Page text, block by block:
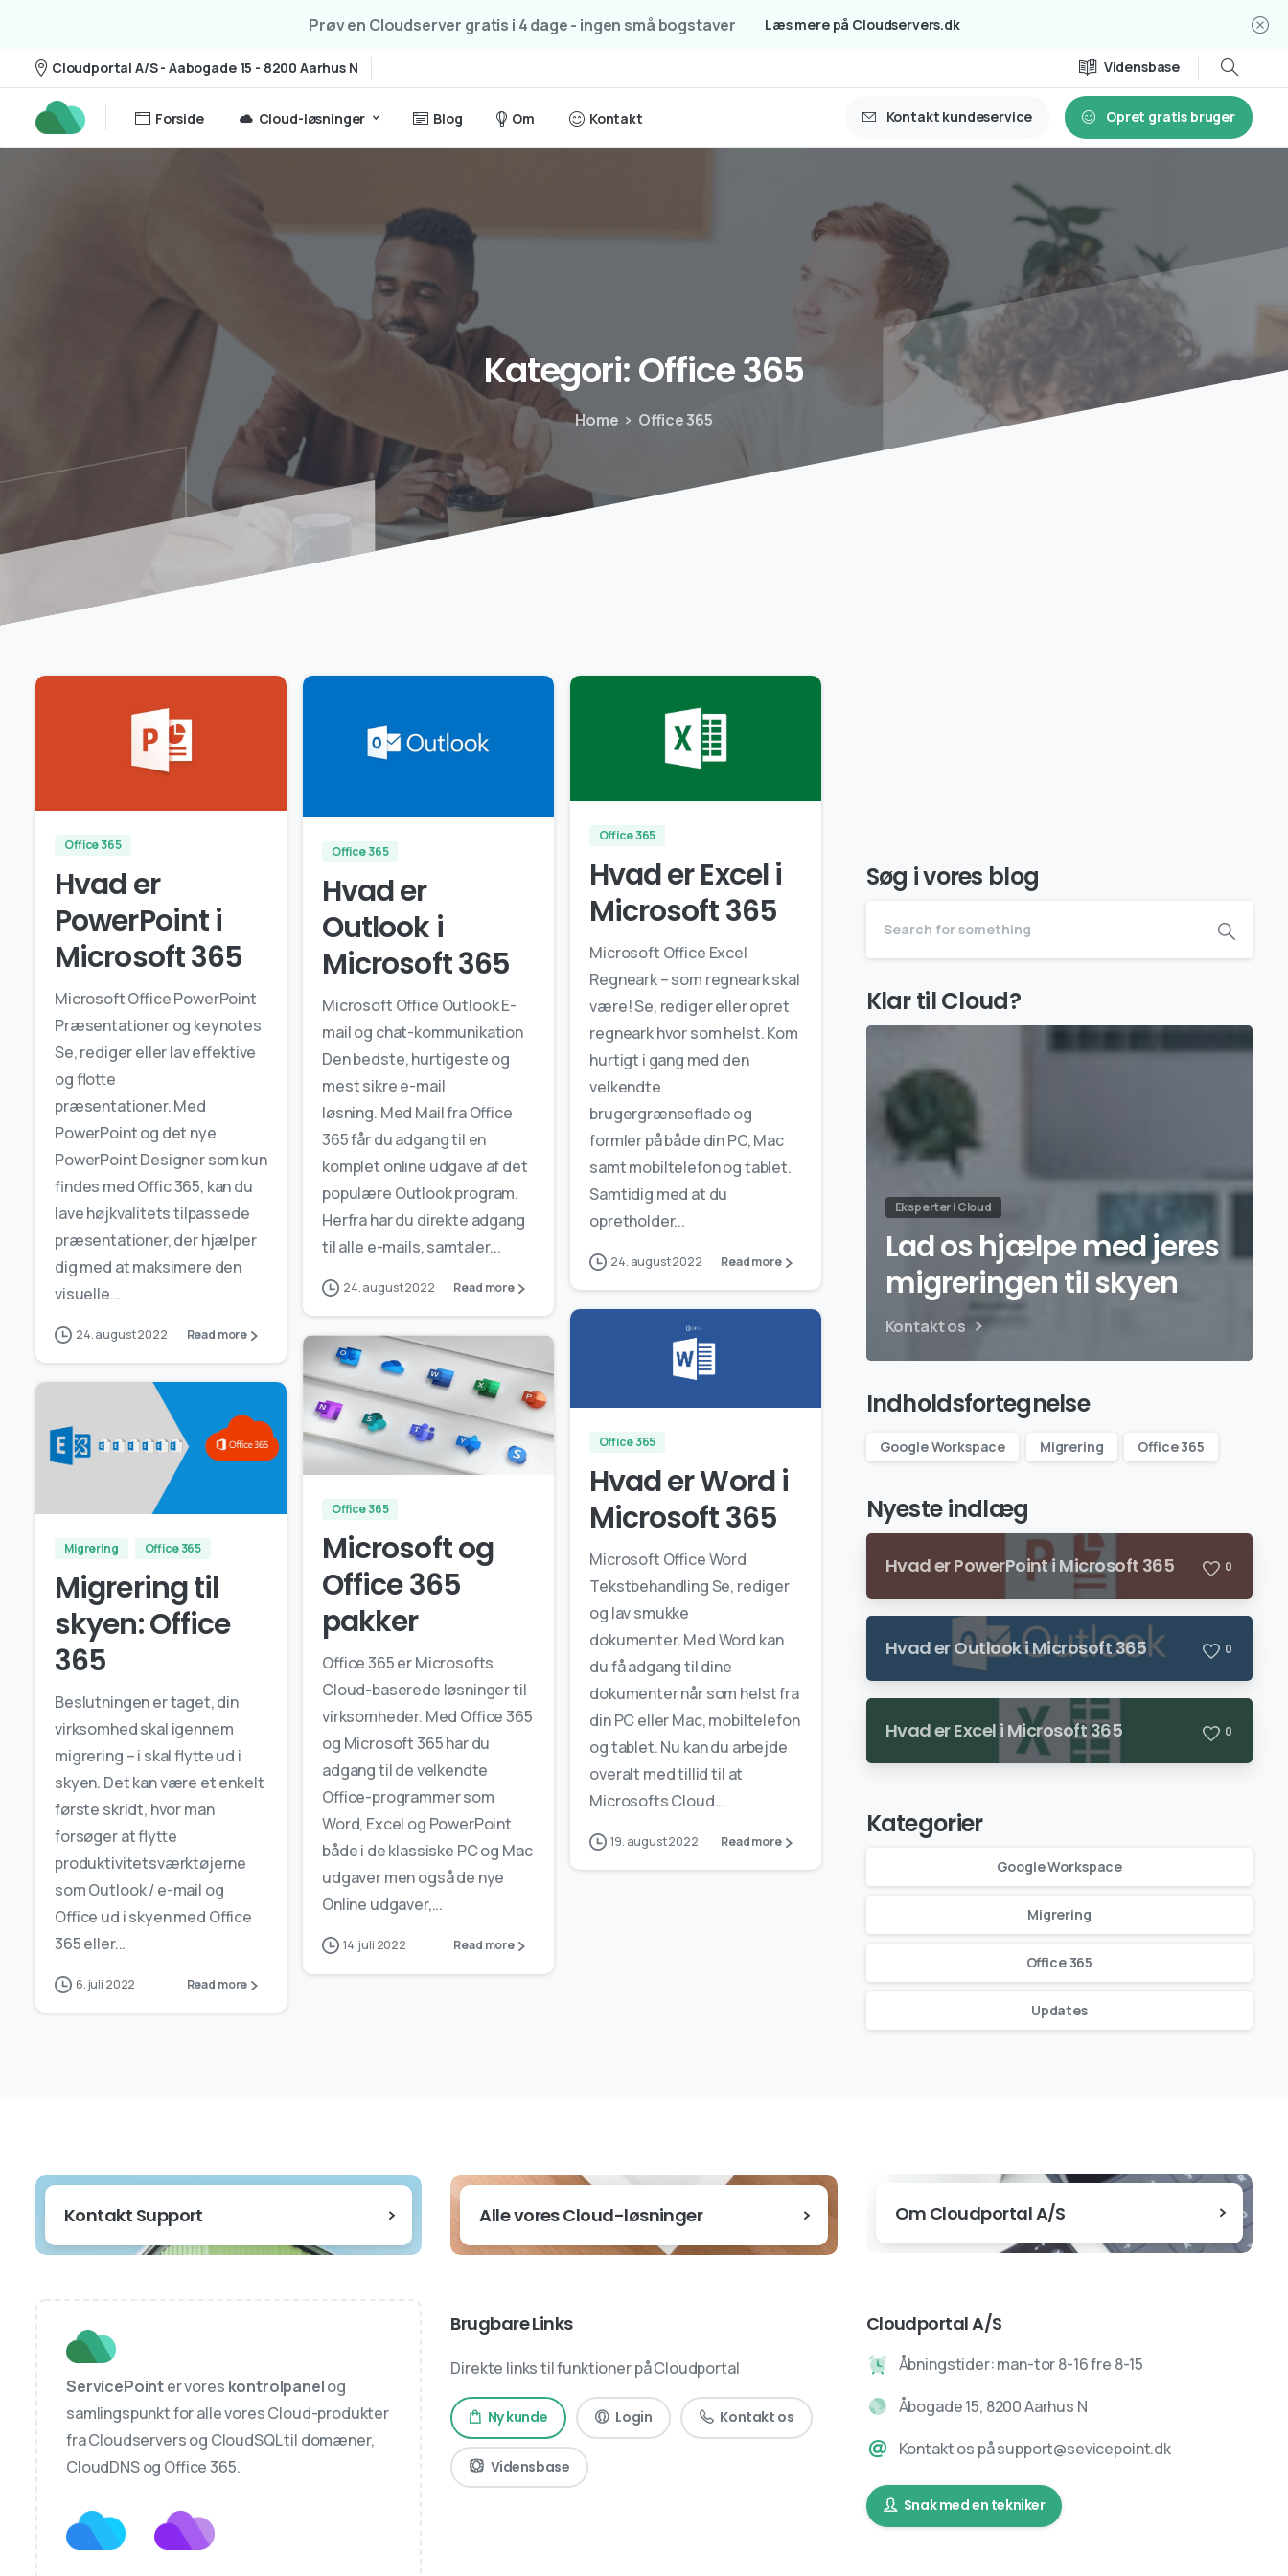
Prøv en Cloudserver gratis i 4 dage - ingen små bogstaver Læs mere på Cloudservers.dk
Cloudportal A/S - Aabogade 15 - 8200 Aarhus N Vidensbase
Forside Cloud-løsninger Blog Om Kontakt Kontakt kundeservice Opret gratis bruger
Kategori:Office365
Home Office 365
Office 365
Hvad er
PowerPoint i
Microsoft 365
Microsoft Office PowerPoint
Præsentationer og keynotes
Se, rediger eller lav effektive
og flotte
præsentationer. Med
PowerPoint og det nye
PowerPoint Designer som kun
findes med Offic 365, kan du
lave højkvalitets tilpassede
præsentationer, der hjælper
dig med at maksimere den
visuelle...
24. august 2022 Read more
Office 365
Hvad er
Outlook i
Microsoft 365
Microsoft Office Outlook E-
mail og chat-kommunikation
Den bedste, hurtigeste og
mest sikre e-mail
løsning. Med Mail fra Office
365 får du adgang til en
komplet online udgave af det
populære Outlook program.
Herfra har du direkte adgang
til alle e-mails, samtaler...
24. august 2022 Read more
Office 365
Hvad er Excel i
Microsoft 365
Microsoft Office Excel
Regneark – som regneark skal
være! Se, rediger eller opret
regneark hvor som helst. Kom
hurtigt i gang med den
velkendte
brugergrænseflade og
formler på både din PC, Mac
samt mobiltelefon og tablet.
Samtidig med at du
opretholder...
24. august 2022 Read more
Office 365
Hvad er Word i
Microsoft 365
Microsoft Office Word
Tekstbehandling Se, rediger
og lav smukke
dokumenter. Med Word kan
du få adgang til dine
dokumenter når som helst fra
din PC eller Mac, mobiltelefon
og tablet. Nu kan du arbejde
overalt med tillid til at
Microsofts Cloud...
19. august 2022 Read more
0
Office 365
Microsoft og
Office 365
pakker
Office 365 er Microsofts
Cloud-baserede løsninger til
virksomheder. Med Office 365
og Microsoft 365 har du
adgang til de velkendte
Office-programmer som
Word, Excel og PowerPoint
både i de klassiske PC og Mac
udgaver men også de nye
Online udgaver,...
14. juli 2022 Read more
Migrering Office 365
Migrering til
skyen: Office
365
Beslutningen er taget, din
virksomhed skal igennem
migrering – i skal flytte ud i
skyen. Det kan være et enkelt
første skridt, hvor man
forsøger at flytte
produktivitetsværktøjerne
som Outlook / e-mail og
Office ud i skyen med Office
365 eller...
6. juli 2022 Read more
Søg i vores blog
Klar til Cloud?
Eksperter i Cloud
Lad os hjælpe med jeres
migreringen til skyen
Kontakt os
Indholdsfortegnelse
Google Workspace Migrering Office 365
Nyeste indlæg
Hvad er PowerPoint i Microsoft 365 0
Hvad er Outlook i Microsoft 365 0
Hvad er Excel i Microsoft 365 0
Kategorier
Google Workspace
Migrering
Office 365
Updates
Kontakt Support Alle vores Cloud-løsninger Om Cloudportal A/S
ServicePointer vores kontrolpanelog
samlingspunkt for alle vores Cloud-produkter
fra Cloudservers og CloudSQL til domæner,
CloudDNS og Office 365.
Brugbare Links
Direkte links til funktioner på Cloudportal
Ny kunde Login Kontakt os
Vidensbase
Cloudportal A/S
Åbningstider: man-tor 8-16 fre 8-15
Åbogade 15, 8200 Aarhus N
Kontakt os på support@sevicepoint.dk
Snak med en tekniker